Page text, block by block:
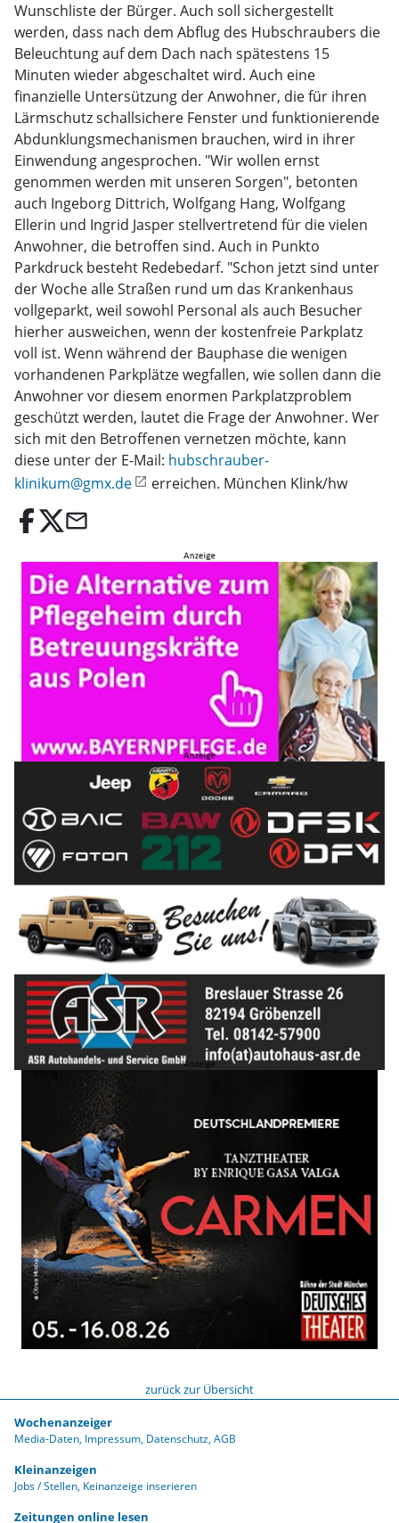
Wunschliste der Bürger. Auch soll sichergestellt
werden, dass nach dem Abflug des Hubschraubers die
Beleuchtung auf dem Dach nach spätestens 15
Minuten wieder abgeschaltet wird. Auch eine
finanzielle Untersützung der Anwohner, die für ihren
Lärmschutz schallsichere Fenster und funktionierende
Abdunklungsmechanismen brauchen, wird in ihrer
Einwendung angesprochen. "Wir wollen ernst
genommen werden mit unseren Sorgen", betonten
auch Ingeborg Dittrich, Wolfgang Hang, Wolfgang
Ellerin und Ingrid Jasper stellvertretend für die vielen
Anwohner, die betroffen sind. Auch in Punkto
Parkdruck besteht Redebedarf. "Schon jetzt sind unter
der Woche alle Straßen rund um das Krankenhaus
vollgeparkt, weil sowohl Personal als auch Besucher
hierher ausweichen, wenn der kostenfreie Parkplatz
voll ist. Wenn während der Bauphase die wenigen
vorhandenen Parkplätze wegfallen, wie sollen dann die
Anwohner vor diesem enormen Parkplatzproblem
geschützt werden, lautet die Frage der Anwohner. Wer
sich mit den Betroffenen vernetzen möchte, kann
diese unter der E-Mail: hubschrauber-
klinikum@gmx.de
erreichen. München Klink/hw
email
zurück zur Übersicht
Wochenanzeiger
Media-Daten Impressum Datenschutz AGB
Kleinanzeigen
Jobs / Stellen Keinanzeige inserieren
Zeitungen online lesen